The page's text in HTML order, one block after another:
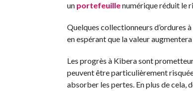
un portefeuillenumérique réduit le
Quelques collectionneurs d’ordures
en espérant que la valeur
Les progrès à Kibera sont
peuvent être particulièrement
absorber les pertes. En plus de cela,